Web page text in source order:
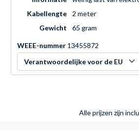
Kabellengte
2 meter
Gewicht
65 gram
WEEE-nummer 13455872
Verantwoordelijke voor de EU
Alle prijzen zijn